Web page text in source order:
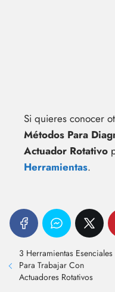
Si quieres conocer
Métodos Para
Actuador Rotativo
Herramientas.
3 Herramientas Esenciales
Para Trabajar Con
Actuadores Rotativos